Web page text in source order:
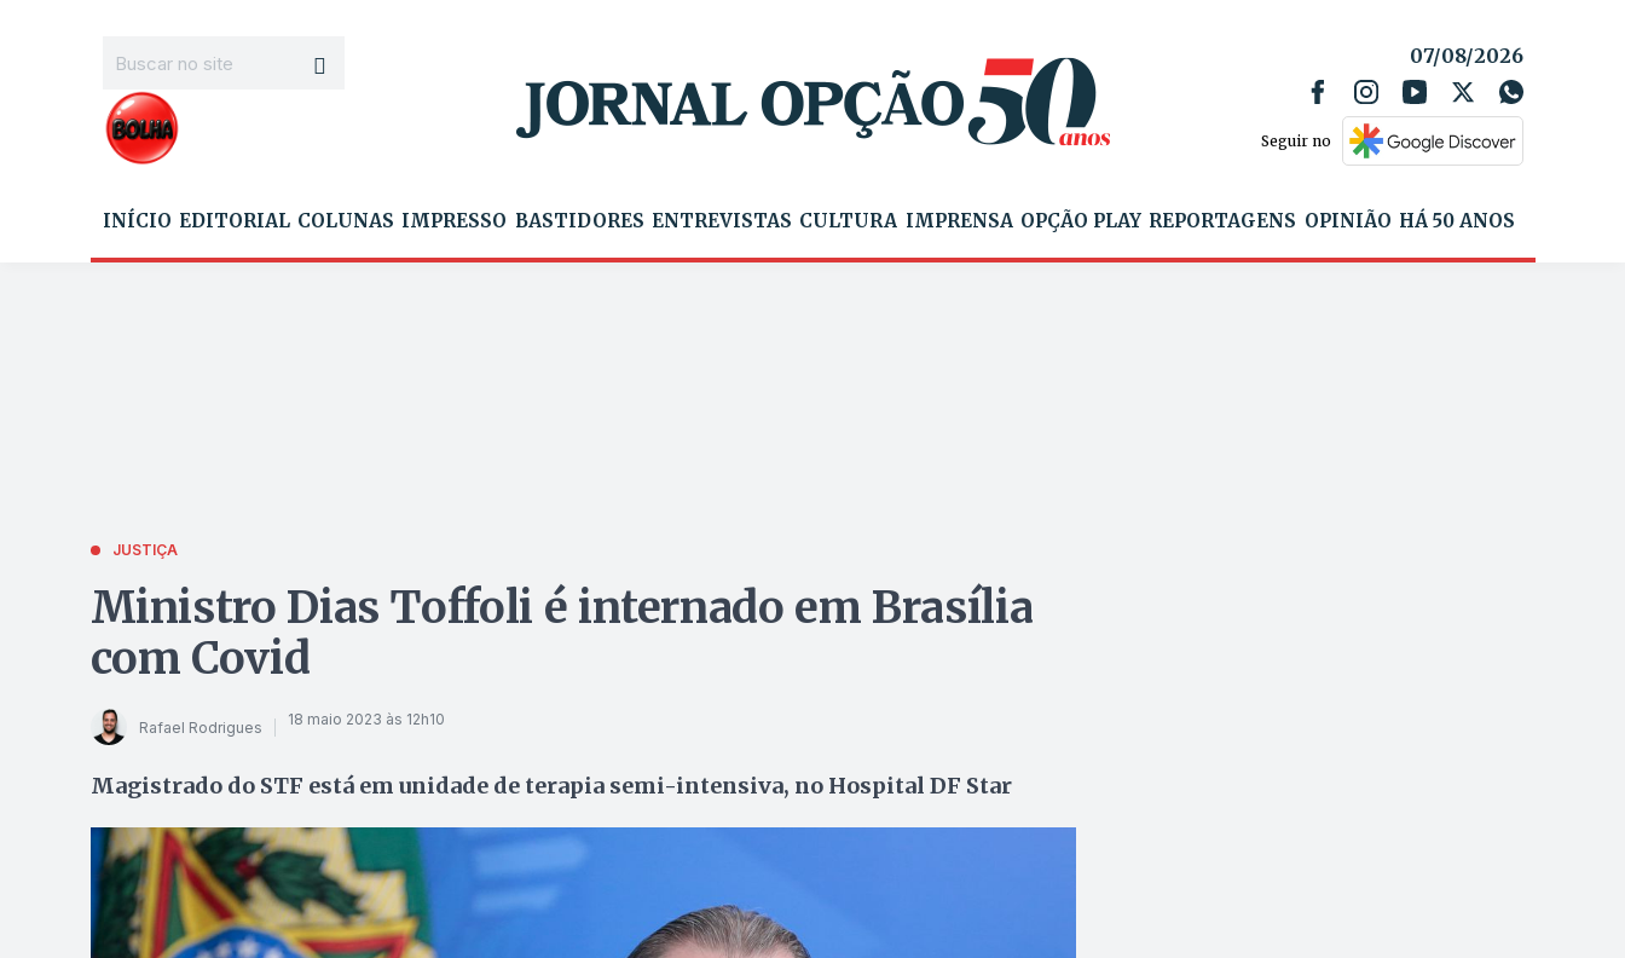
07/08/2026
Seguir no
INÍCIO EDITORIAL COLUNAS IMPRESSO BASTIDORES ENTREVISTAS CULTURA IMPRENSA OPÇÃO PLAY REPORTAGENS OPINIÃO HÁ 50 ANOS
JUSTIÇA
Ministro Dias Toffoli é internado em Brasília
com Covid
Rafael Rodrigues 18 maio 2023 às 12h10
Magistrado do STF está em unidade de terapia semi-intensiva, no Hospital DF Star